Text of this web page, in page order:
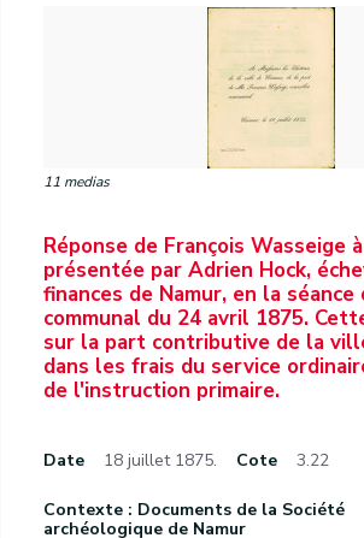
11 medias
Réponse de François Wasseige
présentée par Adrien Hock,
finances de Namur, en la séance
communal du 24 avril 1875.
sur la part contributive de la
dans les frais du service
de l'instruction primaire.
Date 18 juillet 1875. Cote 3.22
Contexte : Documents de la Société
archéologique de Namur